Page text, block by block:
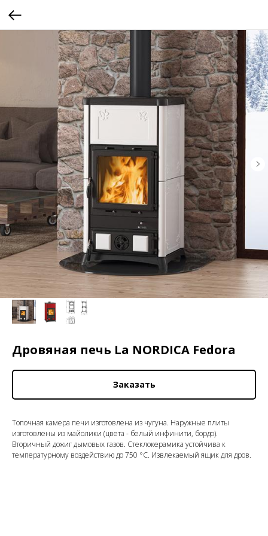
Дровяная печь La NORDICA Fedora
Заказать
Топочная камера печи изготовлена из чугуна. Наружные плиты
изготовлены из майолики (цвета - белый инфинити, бордо).
Вторичный дожиг дымовых газов. Стеклокерамика устойчива к
температурному воздействию до 750 °C. Извлекаемый ящик для дров.